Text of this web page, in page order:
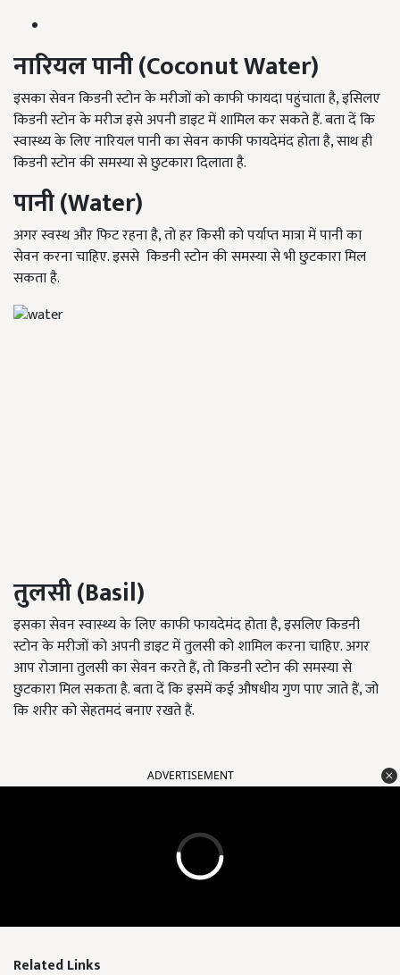
नारियल पानी(Coconut Water)
इसका सेवन किडनी स्टोन के मरीजों को काफी फायदा पहुंचाता है, इसिलए
किडनी स्टोन के मरीज इसे अपनी डाइट में शामिल कर सकते हैं. बता दें कि
स्वास्थ्य के लिए नारियल पानी का सेवन काफी फायदेमंद होता है, साथ ही
किडनी स्टोन की समस्या से छुटकारा दिलाता है.
पानी(Water)
अगर स्वस्थ और फिट रहना है, तो हर किसी को पर्याप्त मात्रा में पानी का
सेवन करना चाहिए. इससे किडनी स्टोन की समस्या से भी छुटकारा मिल
सकता है.
तुलसी(Basil)
इसका सेवन स्वास्थ्य के लिए काफी फायदेमंद होता है, इसलिए किडनी
स्टोन के मरीजों को अपनी डाइट में तुलसी को शामिल करना चाहिए. अगर
आप रोजाना तुलसी का सेवन करते हैं, तो किडनी स्टोन की समस्या से
छुटकारा मिल सकता है. बता दें कि इसमें कई औषधीय गुण पाए जाते हैं, जो
कि शरीर को सेहतमदं बनाए रखते हैं.
ADVERTISEMENT
Related Links